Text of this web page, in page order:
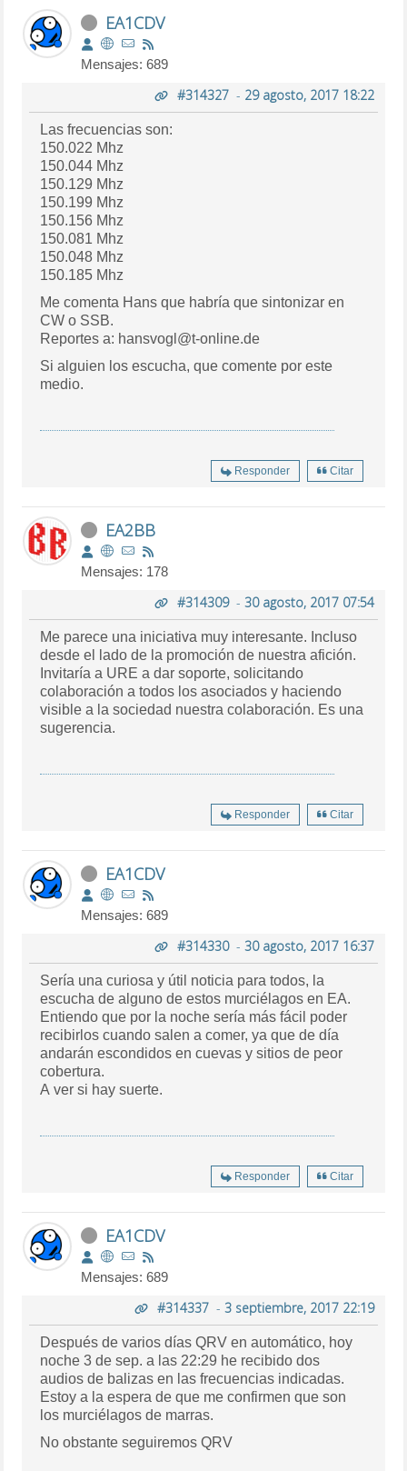
EA1CDV
Mensajes: 689
#314327- 29 agosto, 2017 18:22
Las frecuencias son:
150.022 Mhz
150.044 Mhz
150.129 Mhz
150.199 Mhz
150.156 Mhz
150.081 Mhz
150.048 Mhz
150.185 Mhz
Me comenta Hans que habría que sintonizar en
CW o SSB.
Reportes a: hansvogl@t-online.de
Si alguien los escucha, que comente por este
medio.
Responder Citar
EA2BB
Mensajes: 178
#314309- 30 agosto, 2017 07:54
Me parece una iniciativa muy interesante. Incluso
desde el lado de la promoción de nuestra afición.
Invitaría a URE a dar soporte, solicitando
colaboración a todos los asociados y haciendo
visible a la sociedad nuestra colaboración. Es una
sugerencia.
Responder Citar
EA1CDV
Mensajes: 689
#314330- 30 agosto, 2017 16:37
Sería una curiosa y útil noticia para todos, la
escucha de alguno de estos murciélagos en EA.
Entiendo que por la noche sería más fácil poder
recibirlos cuando salen a comer, ya que de día
andarán escondidos en cuevas y sitios de peor
cobertura.
A ver si hay suerte.
Responder Citar
EA1CDV
Mensajes: 689
#314337- 3 septiembre, 2017 22:19
Después de varios días QRV en automático, hoy
noche 3 de sep. a las 22:29 he recibido dos
audios de balizas en las frecuencias indicadas.
Estoy a la espera de que me confirmen que son
los murciélagos de marras.
No obstante seguiremos QRV